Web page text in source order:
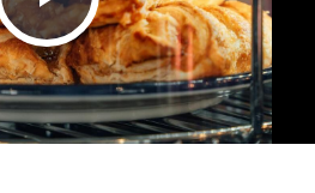
Play Video